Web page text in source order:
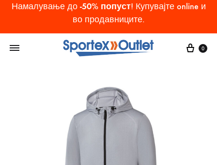
Намалување до -50% попуст! Купувајте online и
во продавниците.
Cart
0